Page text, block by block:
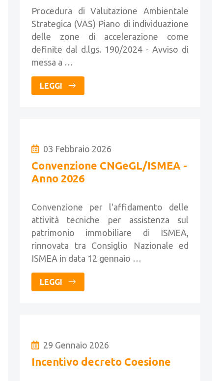
Forum Pubblico
Procedura di Valutazione Ambientale
Strategica (VAS) Piano di individuazione
delle zone di accelerazione come
definite dal d.lgs. 190/2024 - Avviso di
messa a …
LEGGI
03 Febbraio 2026
Convenzione CNGeGL/ISMEA -
Anno 2026
Convenzione per l'affidamento delle
attività tecniche per assistenza sul
patrimonio immobiliare di ISMEA,
rinnovata tra Consiglio Nazionale ed
ISMEA in data 12 gennaio …
LEGGI
29 Gennaio 2026
Incentivo decreto Coesione